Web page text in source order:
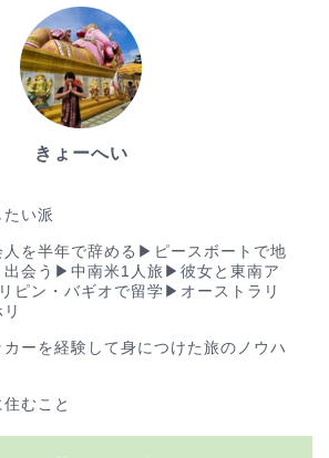
きょーへい
い派
人を半年で辞める▶︎ピースボートで地
出会う▶︎中南米1人旅▶︎彼女と東南ア
ピン・バギオで留学▶︎オーストラリ
ーを経験して身につけた旅のノウハ
むこと